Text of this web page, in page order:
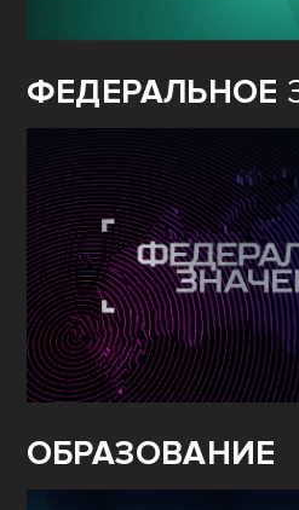
ФЕДЕРАЛЬНОЕ
ОБРАЗОВАНИЕ